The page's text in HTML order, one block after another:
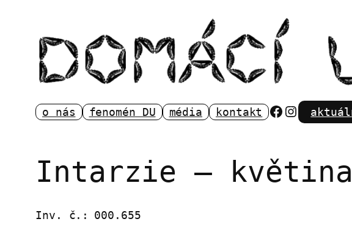
o nás fenomén DU média kontakt Facebook
Intarzie – květina
Inv. č.: 000.655